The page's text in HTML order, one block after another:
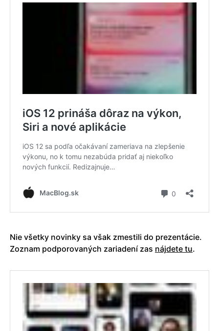
Nie všetky novinky sa však zmestili do prezentácie.
Zoznam podporovaných zariadení zas nájdete tu.